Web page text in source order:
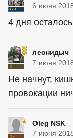
6 июня
4 дня
леонидыч
7 июня
Не начнут,
провокации
Oleg NSK
7 июня